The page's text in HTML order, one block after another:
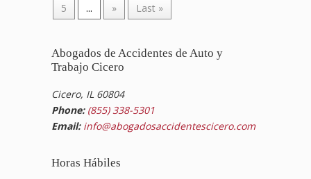
5
... » Last »
Abogados de Accidentes de Auto y
Trabajo Cicero
Cicero, IL 60804
Phone: (855) 338-5301
Email: info@abogadosaccidentescicero.com
Horas Hábiles